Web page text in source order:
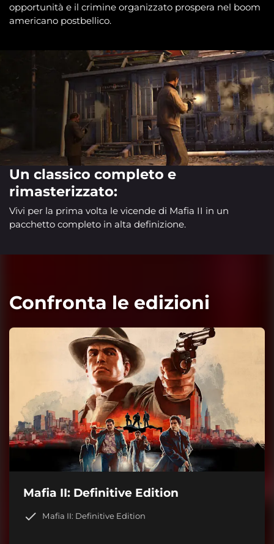
opportunità e il crimine organizzato prospera nel boom
americano postbellico.
Un classico completo e
rimasterizzato:
Vivi per la prima volta le vicende di Mafia II in un
pacchetto completo in alta definizione.
Confronta le edizioni
Mafia II: Definitive Edition
Mafia II: Definitive Edition